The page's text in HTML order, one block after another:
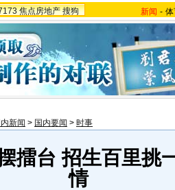
焦点房地产 搜狗 新闻 -
内新闻 > 国内要闻 > 时事
擂台 招生百里挑
情